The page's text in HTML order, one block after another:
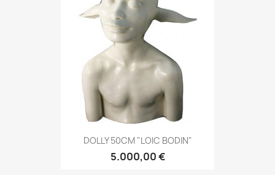
DOLLY 50CM "LOIC BODIN"
5.000,00 €